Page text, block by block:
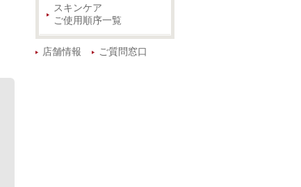
スキンケア
ご使用順序一覧
店舗情報 ご質問窓口